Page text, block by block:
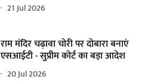
21 Jul 2026
राम मंदिर चढ़ावा चोरी पर दोबारा बनाएं
एसआईटी - सुप्रीम कोर्ट का बड़ा आदेश
20 Jul 2026